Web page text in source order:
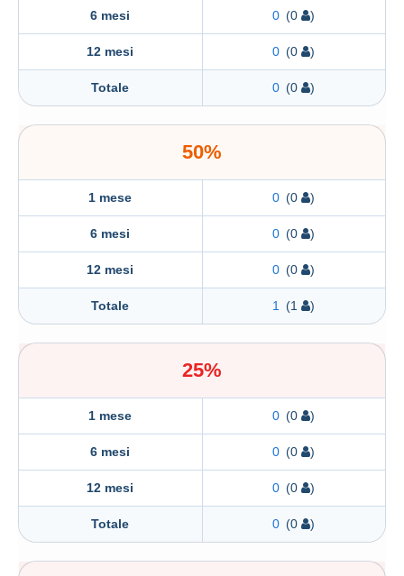
6 mesi 0 (0 )
12 mesi 0 (0 )
Totale 0 (0 )
50%
1 mese 0 (0 )
6 mesi 0 (0 )
12 mesi 0 (0 )
Totale 1 (1 )
25%
1 mese 0 (0 )
6 mesi 0 (0 )
12 mesi 0 (0 )
Totale 0 (0 )